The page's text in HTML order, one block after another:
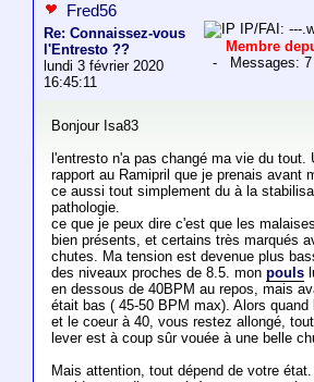
Fred56
Re: Connaissez-vous
l'Entresto ??
lundi 3 février 2020
16:45:11
IP/FAI: ---
Membre
- Messages: 7
Bonjour Isa83
l'entresto n'a pas changé ma vie du tout.
rapport au Ramipril que je prenais avant
ce aussi tout simplement du à la
pathologie.
ce que je peux dire c'est que les
bien présents, et certains très marqués
chutes. Ma tension est devenue plus
des niveaux proches de 8.5. mon pouls
en dessous de 40BPM au repos, mais
était bas ( 45-50 BPM max). Alors
et le coeur à 40, vous restez allongé,
lever est à coup sûr vouée à une belle
Mais attention, tout dépend de votre